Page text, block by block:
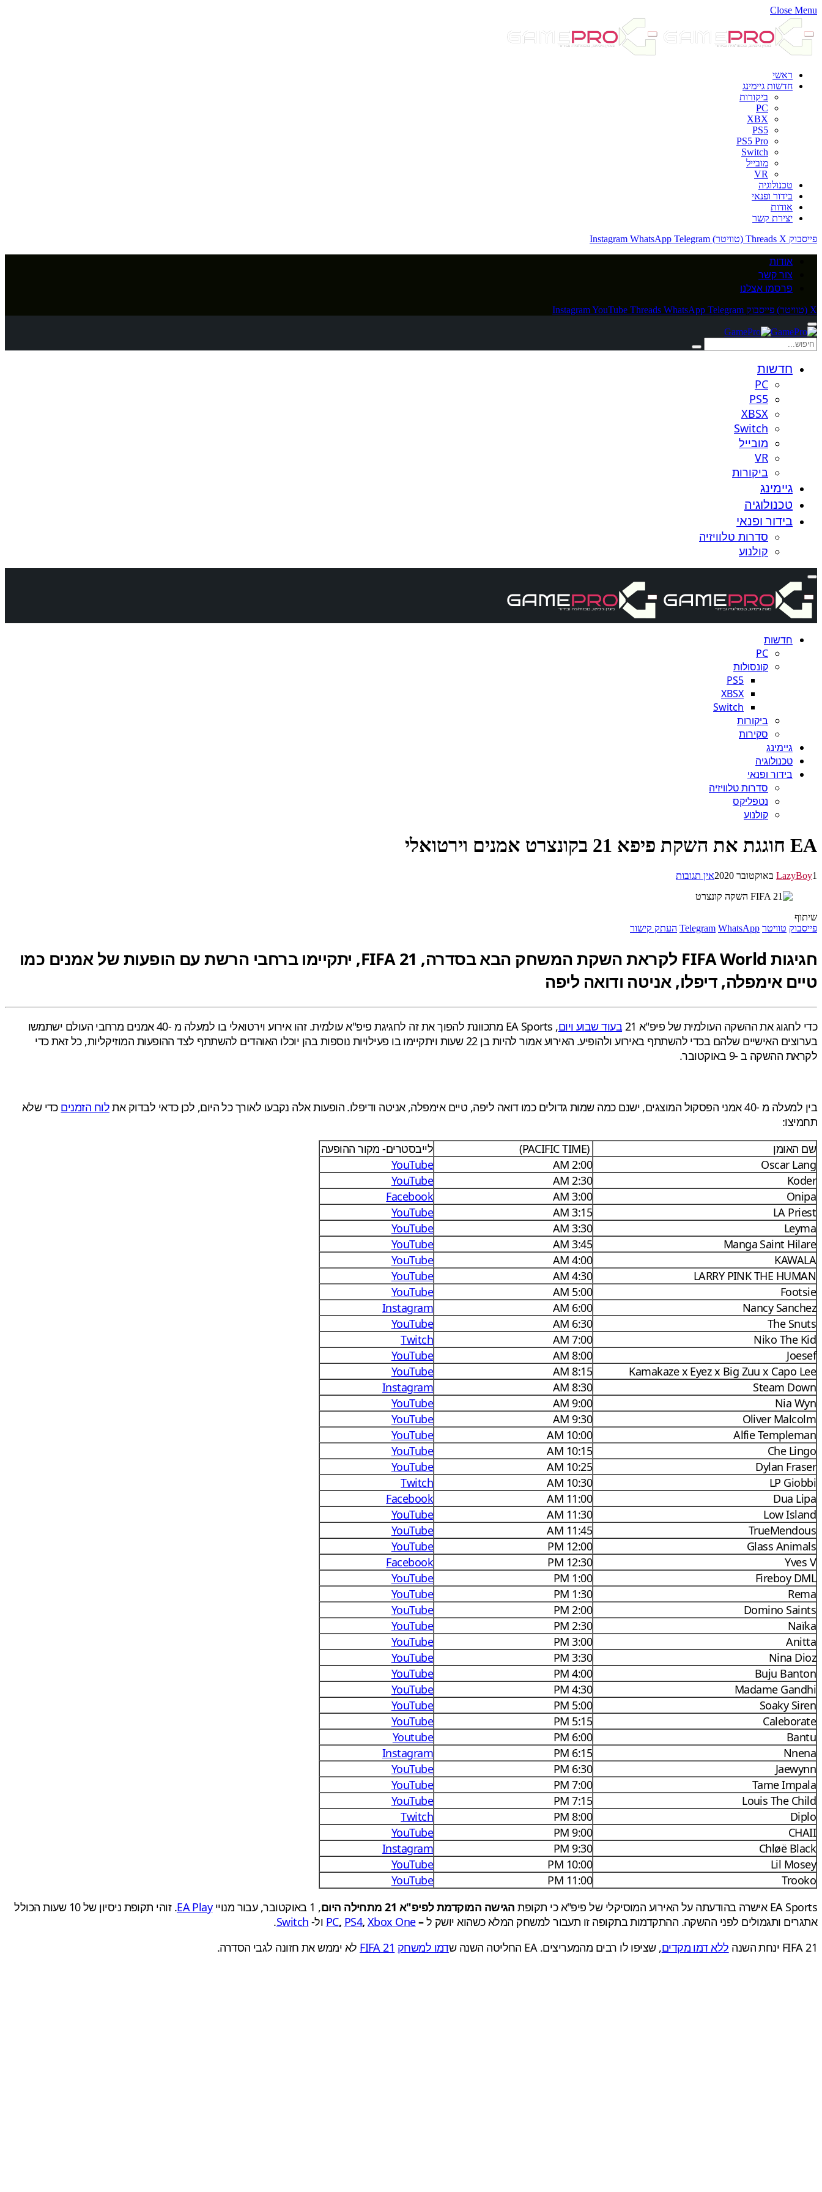
Close Menu
ראשי
חדשות גיימינג
ביקורות
PC
XBX
PS5
PS5 Pro
Switch
מובייל
VR
טכנולוגיה
בידור ופנאי
אודות
יצירת קשר
פייסבוק
Threads X (טוויטר) Instagram WhatsApp Telegram
אודות
צור קשר
פרסמו אצלנו
X (טוויטר) פייסבוק InstagramYouTube Threads WhatsApp Telegram
חדשות
PC
PS5
XBSX
Switch
מובייל
VR
ביקורות
גיימינג
טכנולוגיה
בידור ופנאי
סדרות טלוויזיה
קולנוע
חדשות
PC
קונסולות
PS5
XBSX
Switch
ביקורות
סקירות
גיימינג
טכנולוגיה
בידור ופנאי
סדרות טלוויזיה
נטפליקס
קולנוע
EA חוגגת את השקת פיפא 21 בקונצרט אמנים וירטואלי
LazyBoy1 באוקטובר 2020 אין תגובות
שיתוף
פייסבוק טוויטר Telegram WhatsApp העתק קישור
חגיגות FIFA World לקראת השקת המשחק הבא בסדרה, FIFA 21, יתקיימו ברחבי הרשת עם הופעות של אמנים כמו
טיים אימפלה, דיפלו, אניטה ודואה ליפה
כדי לחגוג את ההשקה העולמית של פיפ"א 21 בעוד שבוע ויום
, EA Sports מתכוונת להפוך את זה לחגיגת פיפ"א עולמית. זהו אירוע וירטואלי בו למעלה מ -40 אמנים מרחבי העולם ישתמשו
בערוצים האישיים שלהם בכדי להשתתף באירוע ולהופיע. האירוע אמור להיות בן 22 שעות ויתקיימו בו פעילויות נוספות בהן יוכלו האוהדים להשתתף לצד ההופעות המוזיקליות, כל זאת כדי
לקראת ההשקה ב -9 באוקטובר.
בין למעלה מ -40 אמני הפסקול המוצגים, ישנם כמה שמות גדולים כמו דואה ליפה, טיים אימפלה, אניטה ודיפלו. הופעות אלה נקבעו לאורך כל היום, לכן כדאי לבדוק את לוח הזמנים כדי שלא
תחמיצו:
שם האומן
(PACIFIC TIME)
לייבסטרים- מקור ההופעה
Oscar Lang
2:00 AM
YouTube
Koder
2:30 AM
YouTube
Onipa
3:00 AM
Facebook
LA Priest
3:15 AM
YouTube
Leyma
3:30 AM
YouTube
Manga Saint Hilare
3:45 AM
YouTube
KAWALA
4:00 AM
YouTube
LARRY PINK THE HUMAN
4:30 AM
YouTube
Footsie
5:00 AM
YouTube
Nancy Sanchez
6:00 AM
Instagram
The Snuts
6:30 AM
YouTube
Niko The Kid
7:00 AM
Twitch
Joesef
8:00 AM
YouTube
Kamakaze x Eyez x Big Zuu x Capo Lee
8:15 AM
YouTube
Steam Down
8:30 AM
Instagram
Nia Wyn
9:00 AM
YouTube
Oliver Malcolm
9:30 AM
YouTube
Alfie Templeman
10:00 AM
YouTube
Che Lingo
10:15 AM
YouTube
Dylan Fraser
10:25 AM
YouTube
LP Giobbi
10:30 AM
Twitch
Dua Lipa
11:00 AM
Facebook
Low Island
11:30 AM
YouTube
TrueMendous
11:45 AM
YouTube
Glass Animals
12:00 PM
YouTube
Yves V
12:30 PM
Facebook
Fireboy DML
1:00 PM
YouTube
Rema
1:30 PM
YouTube
Domino Saints
2:00 PM
YouTube
Naïka
2:30 PM
YouTube
Anitta
3:00 PM
YouTube
Nina Dioz
3:30 PM
YouTube
Buju Banton
4:00 PM
YouTube
Madame Gandhi
4:30 PM
YouTube
Soaky Siren
5:00 PM
YouTube
Caleborate
5:15 PM
YouTube
Bantu
6:00 PM
Youtube
Nnena
6:15 PM
Instagram
Jaewynn
6:30 PM
YouTube
Tame Impala
7:00 PM
YouTube
Louis The Child
7:15 PM
YouTube
Diplo
8:00 PM
Twitch
CHAII
9:00 PM
YouTube
Chløë Black
9:30 PM
Instagram
Lil Mosey
10:00 PM
YouTube
Trooko
11:00 PM
YouTube
EA Sports אישרה בהודעתה על האירוע המוסיקלי של פיפ"א כי תקופת
הגישה המוקדמת לפיפ"א 21 מתחילה היום , 1 באוקטובר, עבור מנויי EA Play
. זוהי תקופת ניסיון של 10 שעות הכולל
אתגרים ותגמולים לפני ההשקה. ההתקדמות בתקופה זו תעבור למשחק המלא כשהוא יושק ל–
PC, PS4, Xbox One ול- Switch
.
FIFA 21 ינחת השנה
ללא דמו מקדים, שציפו לו רבים מהמעריצים. EA החליטה השנה ש דמו למשחק FIFA 21 לא יממש את חזונה לגבי הסדרה.